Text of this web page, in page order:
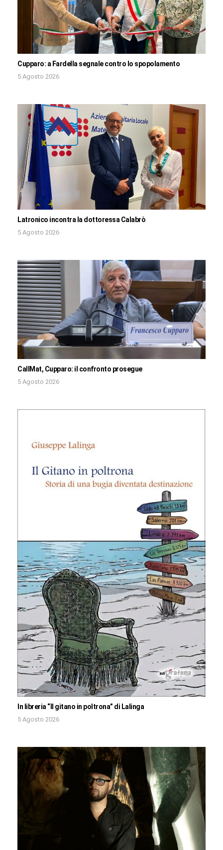
Cupparo: a Fardella segnale contro lo spopolamento
5 Agosto 2026
Latronico incontra la dottoressa Calabrò
5 Agosto 2026
CallMat, Cupparo: il confronto prosegue
5 Agosto 2026
In libreria “Il gitano in poltrona” di Lalinga
5 Agosto 2026